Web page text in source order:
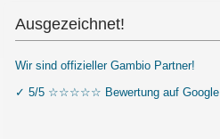
Ausgezeichnet!
Wir sind offizieller Gambio Partner!
✓ 5/5 ☆☆☆☆☆ Bewertung auf Google